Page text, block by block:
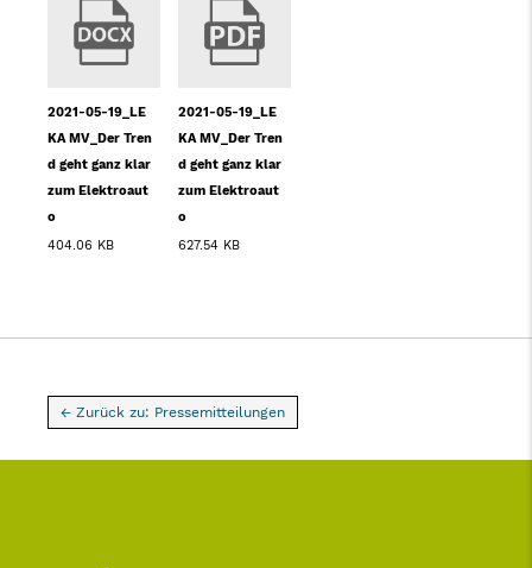
2021-05-19_LE
KA MV_Der Tren
d geht ganz klar
zum Elektroaut
o
404.06 KB
2021-05-19_LE
KA MV_Der Tren
d geht ganz klar
zum Elektroaut
o
627.54 KB
← Zurück zu: Pressemitteilungen